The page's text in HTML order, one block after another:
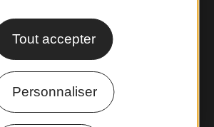
Tout accepter
Personnaliser